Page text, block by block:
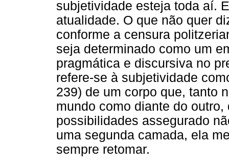
subjetividade esteja toda aí.
atualidade. O que não quer
conforme a censura
seja determinado como um
pragmática e discursiva no
refere-se à subjetividade
239) de um corpo que, tanto
mundo como diante do
possibilidades assegurado
uma segunda camada, ela
sempre retomar.